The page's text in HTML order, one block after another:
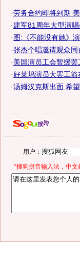
·劳务合约即将到期
·建军81周年大型演
·图:《不能没有她》
·张杰个唱邀请观众
·美国演员工会暂缓
·好莱坞演员大罢工
·汤姆汉克斯出面 希
用户：
*搜狗拼音输入法，中文